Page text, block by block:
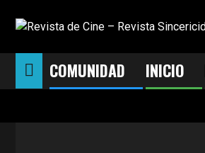
COMUNIDAD INICIO